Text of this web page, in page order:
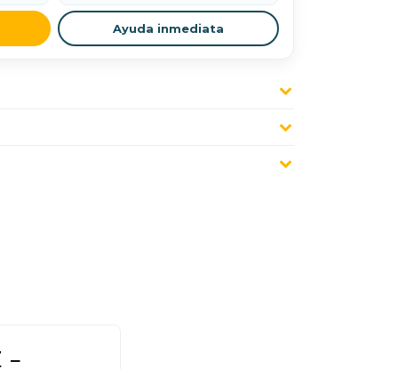
Ayuda inmediata
–